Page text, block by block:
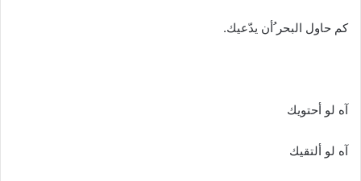
كم حاول البحر ُأن يدّعيك.
آه لو أحتويك
آه لو ألتقيك